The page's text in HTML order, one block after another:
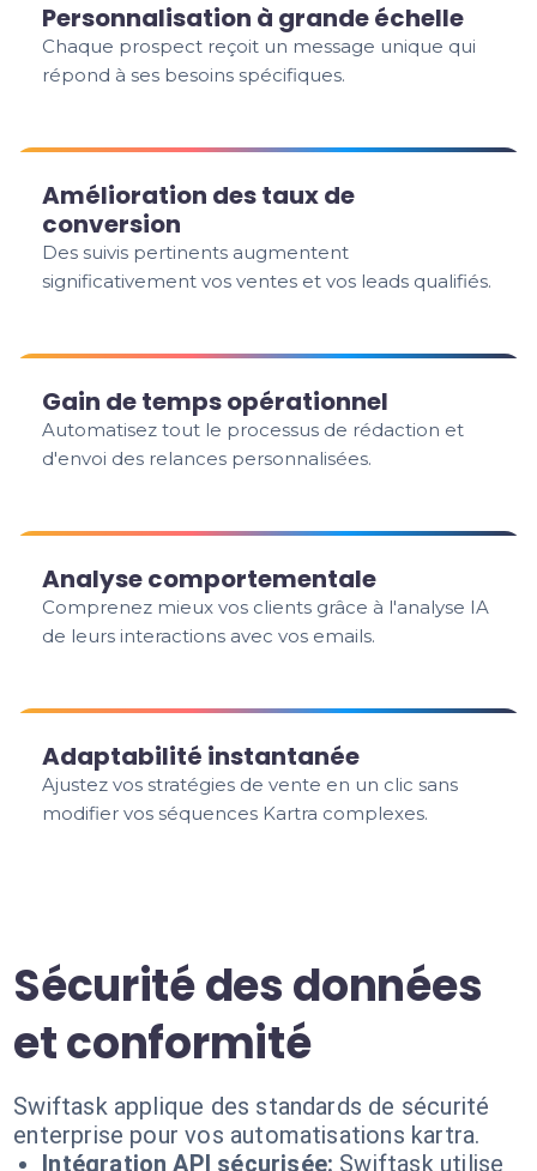
Personnalisation à grande échelle
Chaque prospect reçoit un message unique qui
répond à ses besoins spécifiques.
Amélioration des taux de
conversion
Des suivis pertinents augmentent
significativement vos ventes et vos leads qualifiés.
Gain de temps opérationnel
Automatisez tout le processus de rédaction et
d'envoi des relances personnalisées.
Analyse comportementale
Comprenez mieux vos clients grâce à l'analyse IA
de leurs interactions avec vos emails.
Adaptabilité instantanée
Ajustez vos stratégies de vente en un clic sans
modifier vos séquences Kartra complexes.
Sécurité des données
et conformité
Swiftask applique des standards de sécurité
enterprise pour vos automatisations kartra.
Intégration API sécurisée: Swiftask utilise